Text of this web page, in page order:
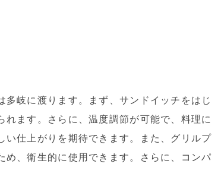
岐に渡ります。まず、サンドイッチをはじ
ます。さらに、温度調節が可能で、料理に
仕上がりを期待できます。また、グリルプ
、衛生的に使用できます。さらに、コンパ